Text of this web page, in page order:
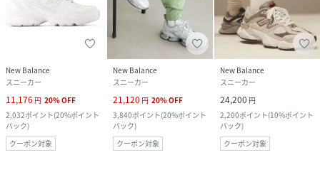
New Balance
スニーカー
11,176 円 20%OFF
2,032ポイント(20%ポイント
バック)
クーポン対象
New Balance
スニーカー
21,120 円 20%OFF
3,840ポイント(20%ポイント
バック)
クーポン対象
New Balance
スニーカー
24,200 円
2,200ポイント(10%ポイント
バック)
クーポン対象